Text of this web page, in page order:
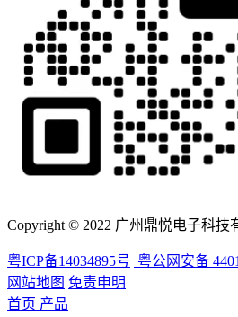
Copyright © 2022 广州鼎悦电子科技
粤ICP备14034895号 粤公网安备
网站地图 免责申明
首页 产品